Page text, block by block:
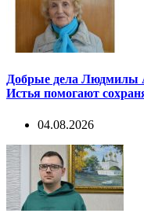
Добрые дела Людмилы
Истья помогают
04.08.2026